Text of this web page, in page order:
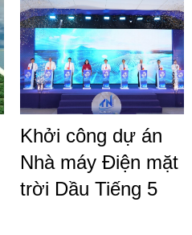
Khởi công dự án
Nhà máy Điện mặt
trời Dầu Tiếng 5